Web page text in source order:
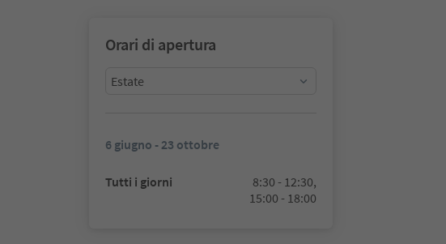
Orari di apertura
Estate
6 giugno - 23 ottobre
Tutti i giorni
8:30 - 12:30,
15:00 - 18:00